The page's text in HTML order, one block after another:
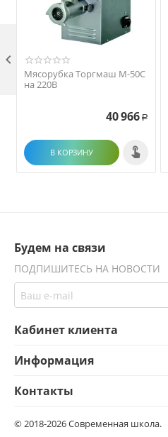
Мясорубка Торгмаш М-50С
на 220В
40 966 Р
В КОРЗИНУ

Будем на связи
ПОДПИШИТЕСЬ НА НОВОСТИ
Кабинет клиента
Информация
Контакты
© 2018-2026 Современная школа.